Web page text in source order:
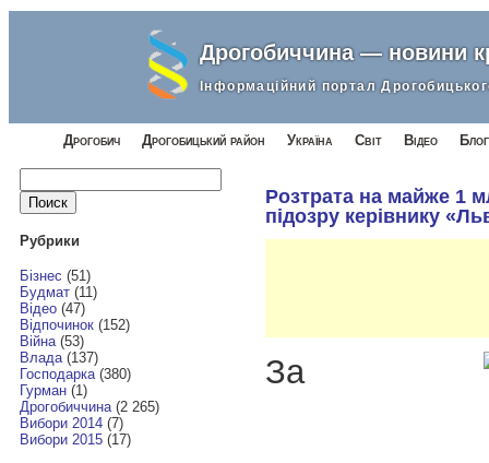
Дрогобиччина — новини
Інформаційний портал
Дрогобич Дрогобицький район Україна Світ Відео
Найти:
Рубрики
Бізнес (51)
Будмат(11)
Відео(47)
Відпочинок(152)
Війна(53)
Влада(137)
Господарка(380)
Гурман(1)
Дрогобиччина(2 265)
Вибори 2014(7)
Вибори 2015(17)
Розтрата на майже 1
підозру керівнику
За